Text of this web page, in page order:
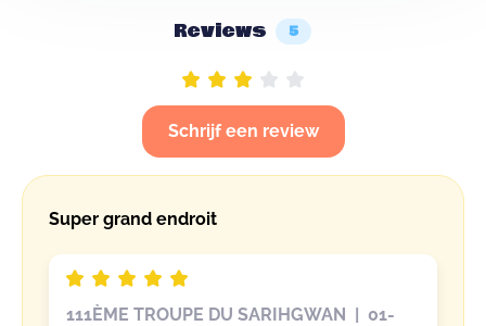
Reviews 5
Schrijf een review
Super grand endroit
111ÈME TROUPE DU SARIHGWAN | 01-